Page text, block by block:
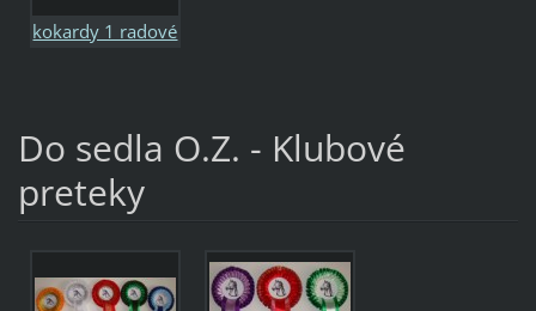
kokardy 1 radové
Do sedla O.Z. - Klubové
preteky